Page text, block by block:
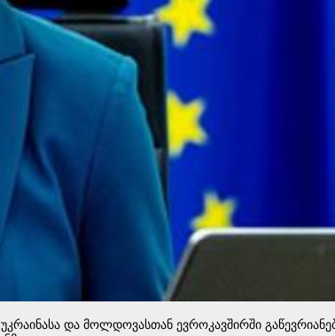
და მოლდოვასთან ევროკავშირში